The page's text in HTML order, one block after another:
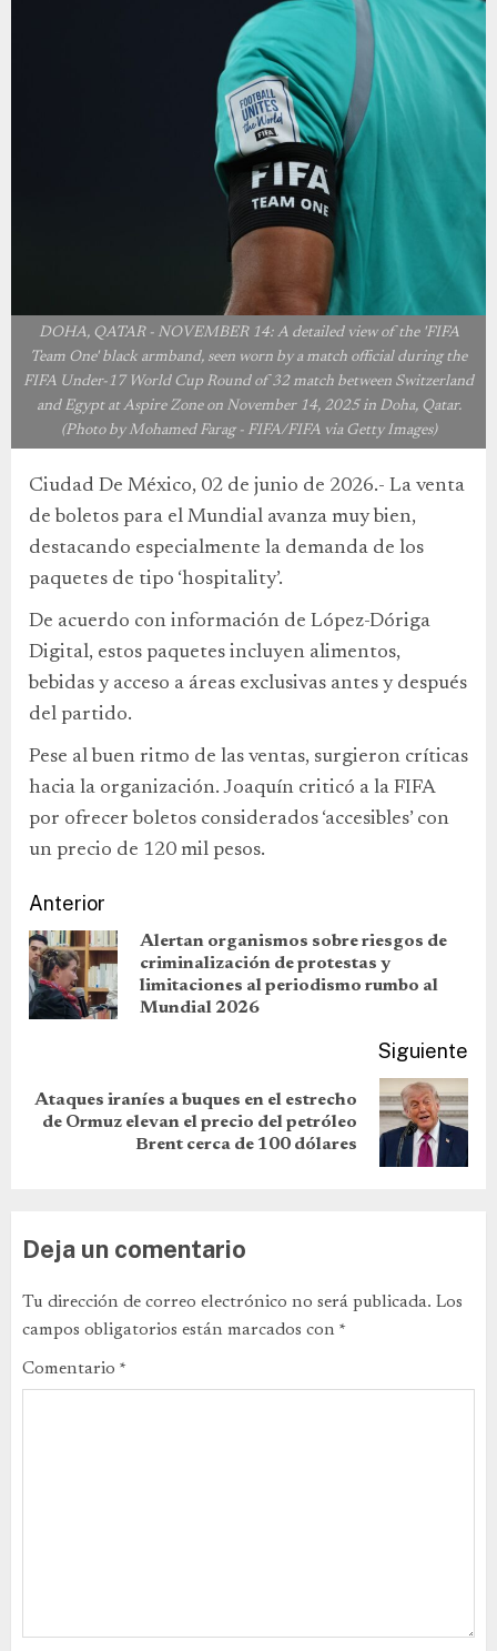
DOHA, QATAR - NOVEMBER 14: A detailed view of the 'FIFA
Team One' black armband, seen worn by a match official during the
FIFA Under-17 World Cup Round of 32 match between Switzerland
and Egypt at Aspire Zone on November 14, 2025 in Doha, Qatar.
(Photo by Mohamed Farag - FIFA/FIFA via Getty Images)
Ciudad De México, 02 de junio de 2026.- La venta
de boletos para el Mundial avanza muy bien,
destacando especialmente la demanda de los
paquetes de tipo ‘hospitality’.
De acuerdo con información de López-Dóriga
Digital, estos paquetes incluyen alimentos,
bebidas y acceso a áreas exclusivas antes y después
del partido.
Pese al buen ritmo de las ventas, surgieron críticas
hacia la organización. Joaquín criticó a la FIFA
por ofrecer boletos considerados ‘accesibles’ con
un precio de 120 mil pesos.
Anterior
Alertan organismos sobre riesgos de
criminalización de protestas y
limitaciones al periodismo rumbo al
Mundial 2026
Siguiente
Ataques iraníes a buques en el estrecho
de Ormuz elevan el precio del petróleo
Brent cerca de 100 dólares
Deja un comentario
Tu dirección de correo electrónico no será publicada. Los
campos obligatorios están marcados con *
Comentario *